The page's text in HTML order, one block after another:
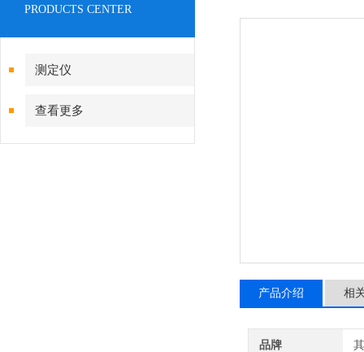
PRODUCTS CENTER
测定仪
查看更多
产品介绍 相
品牌